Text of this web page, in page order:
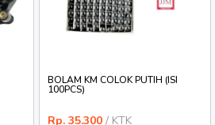
Stok Tersedia